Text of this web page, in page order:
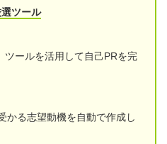
ツール
ツールを活用して自己PRを完
かる志望動機を自動で作成し